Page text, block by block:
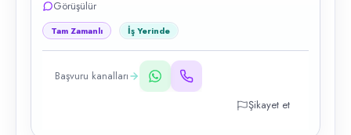
Görüşülür
Tam Zamanlı İş Yerinde
Başvuru kanalları
Şikayet et